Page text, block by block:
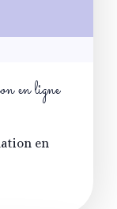
en ligne
en